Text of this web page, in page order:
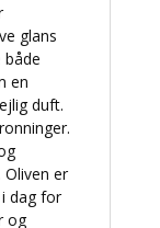
glans
en
duft.
er
dag for
og